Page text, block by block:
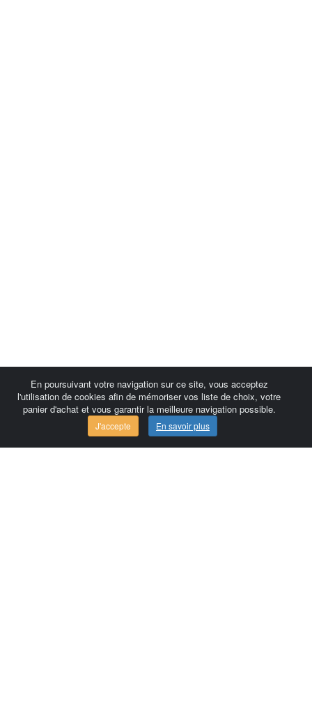
En poursuivant votre navigation sur ce site, vous acceptez
l'utilisation de cookies afin de mémoriser vos liste de choix, votre
panier d'achat et vous garantir la meilleure navigation possible.
J'accepte En savoir plus